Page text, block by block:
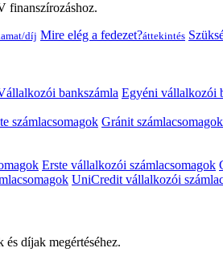
finanszírozáshoz.
díj Mire elég a fedezet?áttekintés
bankszámla Egyéni vállalkozói
számlacsomagok Gránit számlacsomagok
Erste vállalkozói számlacsomagok
UniCredit vállalkozói
és díjak megértéséhez.